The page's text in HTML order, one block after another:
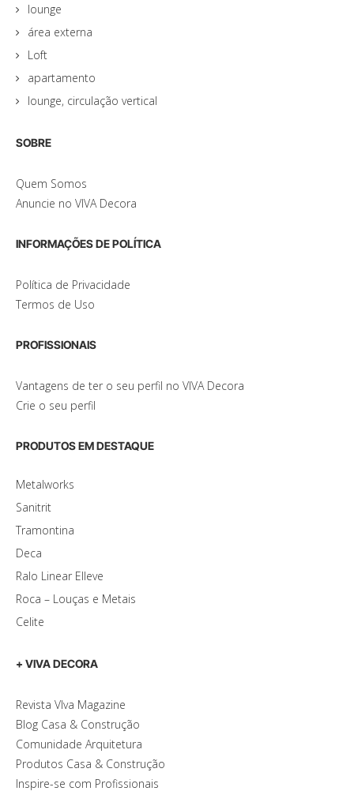
lounge
área externa
Loft
apartamento
lounge, circulação vertical
SOBRE
Quem Somos
Anuncie no VIVA Decora
INFORMAÇÕES DE POLÍTICA
Política de Privacidade
Termos de Uso
PROFISSIONAIS
Vantagens de ter o seu perfil no VIVA Decora
Crie o seu perfil
PRODUTOS EM DESTAQUE
Metalworks
Sanitrit
Tramontina
Deca
Ralo Linear Elleve
Roca – Louças e Metais
Celite
+ VIVA DECORA
Revista VIva Magazine
Blog Casa & Construção
Comunidade Arquitetura
Produtos Casa & Construção
Inspire-se com Profissionais